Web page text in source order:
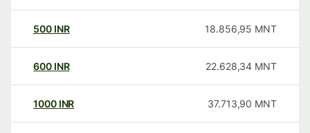
500 INR 18.856,95 MNT
600 INR 22.628,34 MNT
1000 INR 37.713,90 MNT